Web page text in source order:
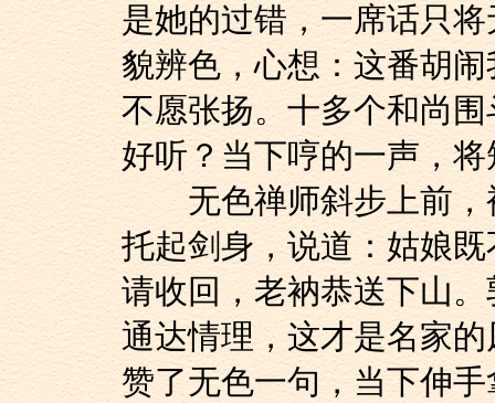
是她的过错，一席话只
貌辨色，心想：这番胡
不愿张扬。十多个和尚
好听？当下哼的一声，
无色禅师斜步上前，
托起剑身，说道：姑娘
请收回，老衲恭送下山
通达情理，这才是名家
赞了无色一句，当下伸